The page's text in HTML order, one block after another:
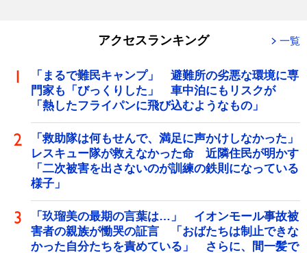
アクセスランキング 一覧
「まるで難民キャンプ」 避難所の劣悪な環境に専
門家も「びっくりした」 車中泊にもリスクが
「熱したフライパンに飛び込むようなもの」
「救助隊は何もせんで、満足に声かけしなかった」
レスキュー隊が救えなかった命 近隣住民が明かす
「二次被害を出さないのが訓練の鉄則になっている
様子」
「玖瑠美の最期の言葉は…」 イオンモール事故被
害者の親族が慟哭の証言 「おばたちは制止できな
かった自分たちを責めている」 さらに、間一髪で